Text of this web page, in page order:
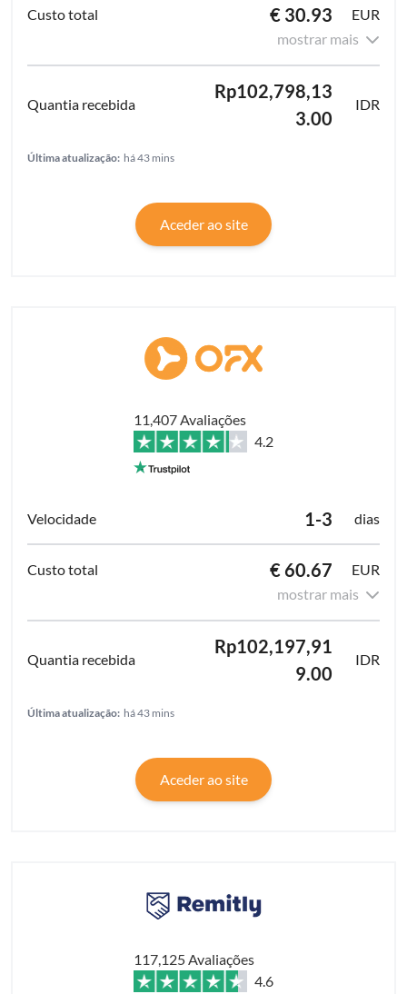
€ 30.93
EUR
mostrar mais
Rp102,798,13
3.00
IDR
Última atualização: há 43 mins
Aceder ao site
11,407 Avaliações
4.2
1-3 dias
€ 60.67
EUR
mostrar mais
Rp102,197,91
9.00
IDR
Última atualização: há 43 mins
Aceder ao site
117,125 Avaliações
4.6